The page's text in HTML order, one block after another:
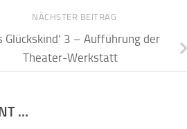
NÄCHSTER BEITRAG
Glückskind‘ 3 – Aufführung der
Theater-Werkstatt
…